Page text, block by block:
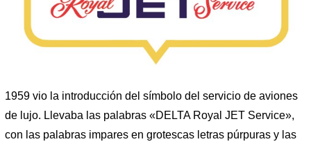
1959 vio la introducción del símbolo del servicio de aviones
de lujo. Llevaba las palabras «DELTA Royal JET Service»,
con las palabras impares en grotescas letras púrpuras y las